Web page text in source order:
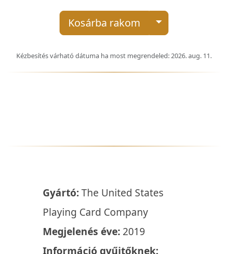
Kosárba rakom
Kézbesítés várható dátuma ha most megrendeled: 2026. aug. 11.
Gyártó:The United States
Playing Card Company
Megjelenés éve: 2019
Információ gyűjtőknek: